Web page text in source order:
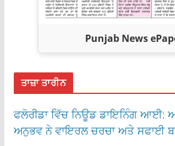
Punjab News
ਤਾਜ਼ਾ ਤਾਰੀਨ
ਫਲੋਰੀਡਾ ਵਿੱਚ ਨਿਊਡ ਡਾਇਨਿੰਗ ਆਈ:
ਅਨੁਭਵ ਨੇ ਵਾਇਰਲ ਚਰਚਾ ਅਤੇ ਸਫਾਈ